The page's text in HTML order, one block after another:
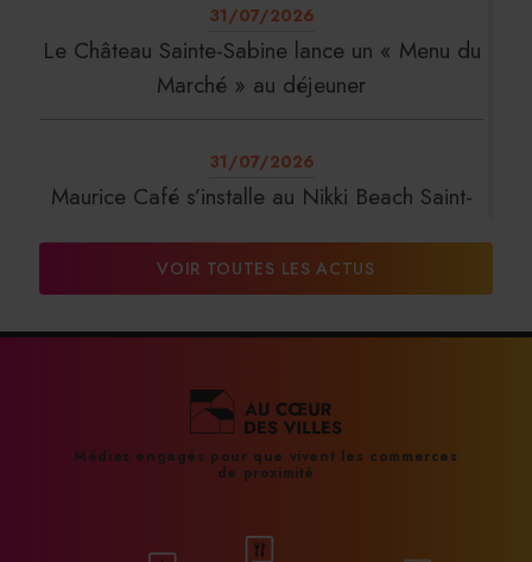
31/07/2026
Le Château Sainte-Sabine lance un « Menu du
Marché » au déjeuner
31/07/2026
Maurice Café s’installe au Nikki Beach Saint-
DalterFood Group franchit les 200 millions
31/07/2026
La Liste : La Réserve Paris de nouveau
VOIR TOUTES LES ACTUS
Médias engagés pour que vivent les commerces
de proximité